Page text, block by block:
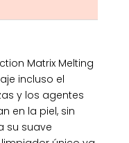
Matrix Melting
incluso el
y los agentes
en la piel, sin
su suave